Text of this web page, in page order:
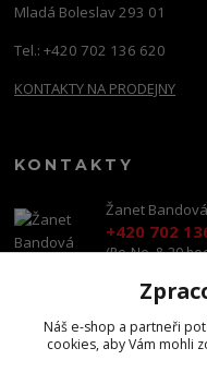
Mladá Boleslav 293 01
Tel.: +420 702 136 620
KONTAKTY NA PRODEJNY
KONTAKTY
Žanet Bandová
+420 702
(Po-Ne, 8-20
Náš e-shop a partneři
cookies, aby Vám mohli